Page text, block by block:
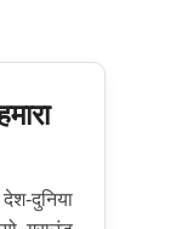
दुनिया